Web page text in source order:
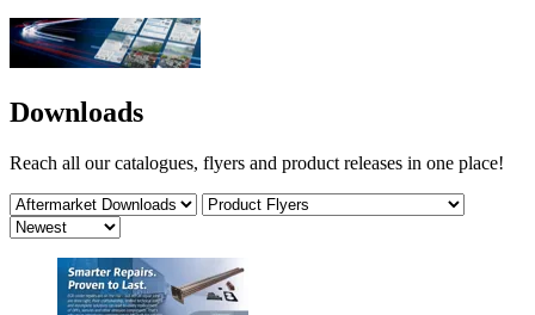
Downloads
Reach all our catalogues, flyers and product releases in one place!